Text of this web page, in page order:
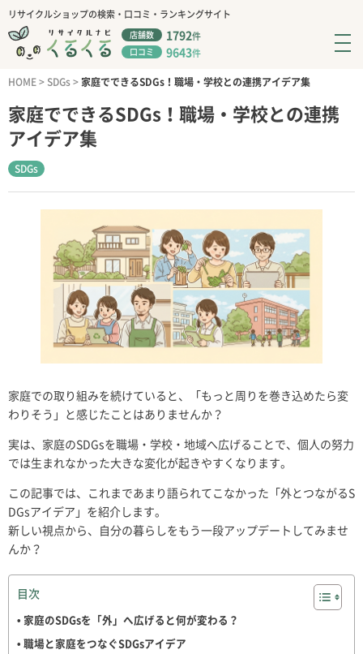
リサイクルショップの検索・口コミ・ランキングサイト
店舗数 1792件
口コミ 9643件
HOME>SDGs>家庭でできるSDGs！職場・学校との連携アイデア集
家庭でできるSDGs！職場・学校との連携
アイデア集
SDGs
家庭での取り組みを続けていると、「もっと周りを巻き込めたら変
わりそう」と感じたことはありませんか？
実は、家庭のSDGsを職場・学校・地域へ広げることで、個人の努力
では生まれなかった大きな変化が起きやすくなります。
この記事では、これまであまり語られてこなかった「外とつながるS
DGsアイデア」を紹介します。
新しい視点から、自分の暮らしをもう一段アップデートしてみませ
んか？
目次
家庭のSDGsを「外」へ広げると何が変わる？
職場と家庭をつなぐSDGsアイデア